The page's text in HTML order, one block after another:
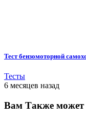
Тест бензомоторной
Тесты
6 месяцев назад
Вам Также может